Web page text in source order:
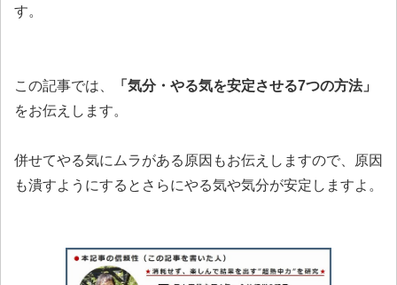
す。
この記事では、
「気分・やる気を安定させる7つの方法」
をお伝えします。
併せてやる気にムラがある原因もお伝えしますので、原因
も潰すようにするとさらにやる気や気分が安定しますよ。